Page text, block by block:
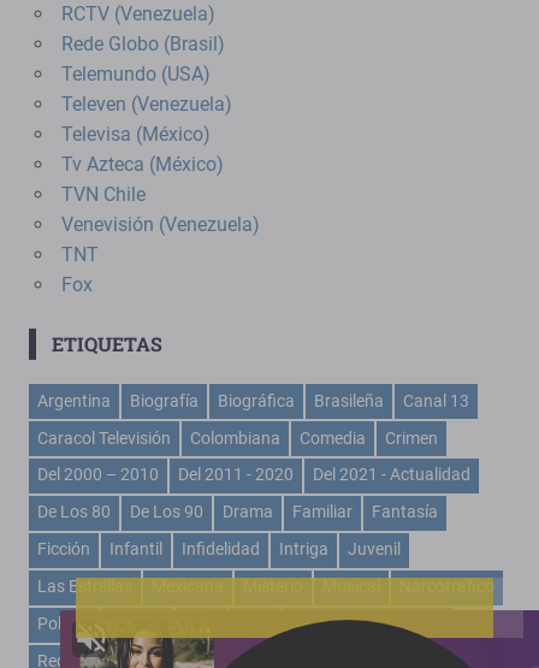
RCTV (Venezuela)
Rede Globo (Brasil)
Telemundo (USA)
Televen (Venezuela)
Televisa (México)
Tv Azteca (México)
TVN Chile
Venevisión (Venezuela)
TNT
Fox
ETIQUETAS
Argentina Biografía Biográfica Brasileña
Canal 13
Caracol Televisión
Colombiana Comedia
Crimen
Del 2000 – 2010
Del 2011 - 2020
Del 2021 - Actualidad
De Los 80
De Los 90 Drama Familiar
Fantasía
Ficción
Infantil Infidelidad Intriga
Juvenil
Las Estrellas
Policial
Recuento De La Vida
Rede Globo
Romance Telemundo